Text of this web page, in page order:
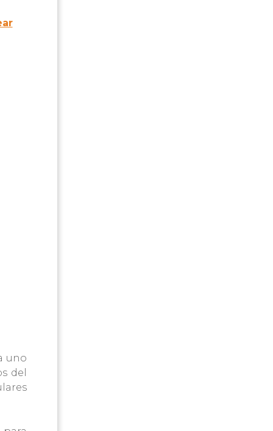
uno
del